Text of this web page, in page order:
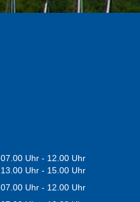
07.00 Uhr - 12.00 Uhr
13.00 Uhr - 15.00 Uhr
07.00 Uhr - 12.00 Uhr